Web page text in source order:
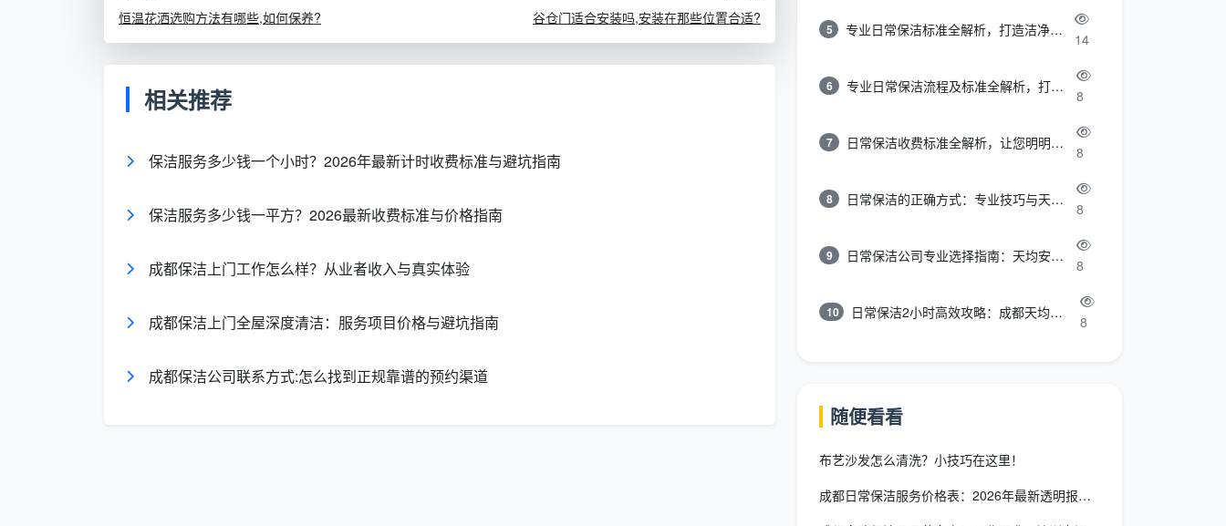
二、卫生间毛巾杆材质：
1、铜毛巾杆
不剥落、不褪色。
2、不锈钢毛巾架
作为较早面市的材料出现在门锁五金中，因为其材质可以做多中颜色，多种风格，且款式方面
恒温花洒选购方法有哪些,如何保养?
谷仓门适合安装吗,安装在那些位置合适?
相关推荐
保洁服务多少钱一个小时？2026年最新计时收费标准与避坑指南
保洁服务多少钱一平方？2026最新收费标准与价格指南
成都保洁上门工作怎么样？从业者收入与真实体验
成都保洁上门全屋深度清洁：服务项目价格与避坑指南
成都保洁公司联系方式:怎么找到正规靠谱的预约渠道
5 专业日常保洁标准全解析，打造洁净舒适生活空间
14
6 专业日常保洁流程及标准全解析，打造洁净舒适环境
8
7 日常保洁收费标准全解析，让您明明白白消费
8
8 日常保洁的正确方式：专业技巧与天均安洁保洁服务全解析
8
9 日常保洁公司专业选择指南：天均安洁保洁服务全解析
8
10 日常保洁2小时高效攻略：成都天均安洁保洁专业时间管理方案
8
随便看看
布艺沙发怎么清洗？小技巧在这里！
成都日常保洁服务价格表：2026年最新透明报价，一文看懂所有